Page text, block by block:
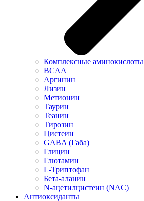
Комплексные аминокислоты
BCAA
Аргинин
Лизин
Метионин
Таурин
Теанин
Тирозин
Цистеин
GABA (Габа)
Глицин
Глютамин
L-Триптофан
Бета-аланин
N-ацетилцистеин (NAC)
Антиоксиданты